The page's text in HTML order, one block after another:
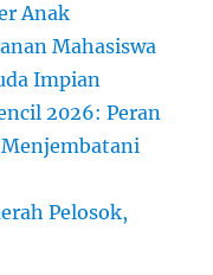
Anak
Mahasiswa
Impian
2026: Peran
Pelosok,